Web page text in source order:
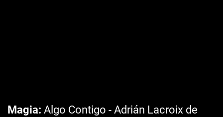
Magia Algo Contigo - Adrián Lacroix de